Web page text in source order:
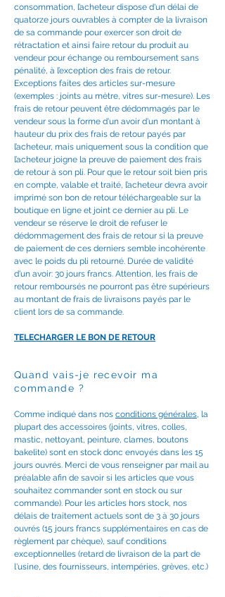
consommation, l’acheteur dispose d'un délai de
quatorze jours ouvrables à compter de la livraison
de sa commande pour exercer son droit de
rétractation et ainsi faire retour du produit au
vendeur pour échange ou remboursement sans
pénalité, à l’exception des frais de retour.
Exceptions faites des articles sur-mesure
(exemples : joints au mètre, vitres sur-mesure). Les
frais de retour peuvent être dédommagés par le
vendeur sous la forme d'un avoir d'un montant à
hauteur du prix des frais de retour payés par
l’acheteur, mais uniquement sous la condition que
l’acheteur joigne la preuve de paiement des frais
de retour à son pli. Pour que le retour soit bien pris
en compte, valable et traité, l’acheteur devra avoir
imprimé son bon de retour téléchargeable sur la
boutique en ligne et joint ce dernier au pli. Le
vendeur se réserve le droit de refuser le
dédommagement des frais de retour si la preuve
de paiement de ces derniers semble incohérente
avec le poids du pli retourné. Durée de validité
d'un avoir: 30 jours francs. Attention, les frais de
retour remboursés ne pourront pas être supérieurs
au montant de frais de livraisons payés par le
client lors de sa commande.
TELECHARGER LE BON DE RETOUR
Quand vais-je recevoir ma
commande ?
Comme indiqué dans nos conditions générales, la
plupart des accessoires (joints, vitres, colles,
mastic, nettoyant, peinture, clames, boutons
bakelite) sont en stock donc envoyés dans les 15
jours ouvrés. Merci de vous renseigner par mail au
préalable afin de savoir si les articles que vous
souhaitez commander sont en stock ou sur
commande). Pour les articles hors stock, nos
délais de traitement actuels sont de 3 à 30 jours
ouvrés (15 jours francs supplémentaires en cas de
règlement par chèque), sauf conditions
exceptionnelles (retard de livraison de la part de
l'usine, des fournisseurs, intempéries, grèves, etc.)